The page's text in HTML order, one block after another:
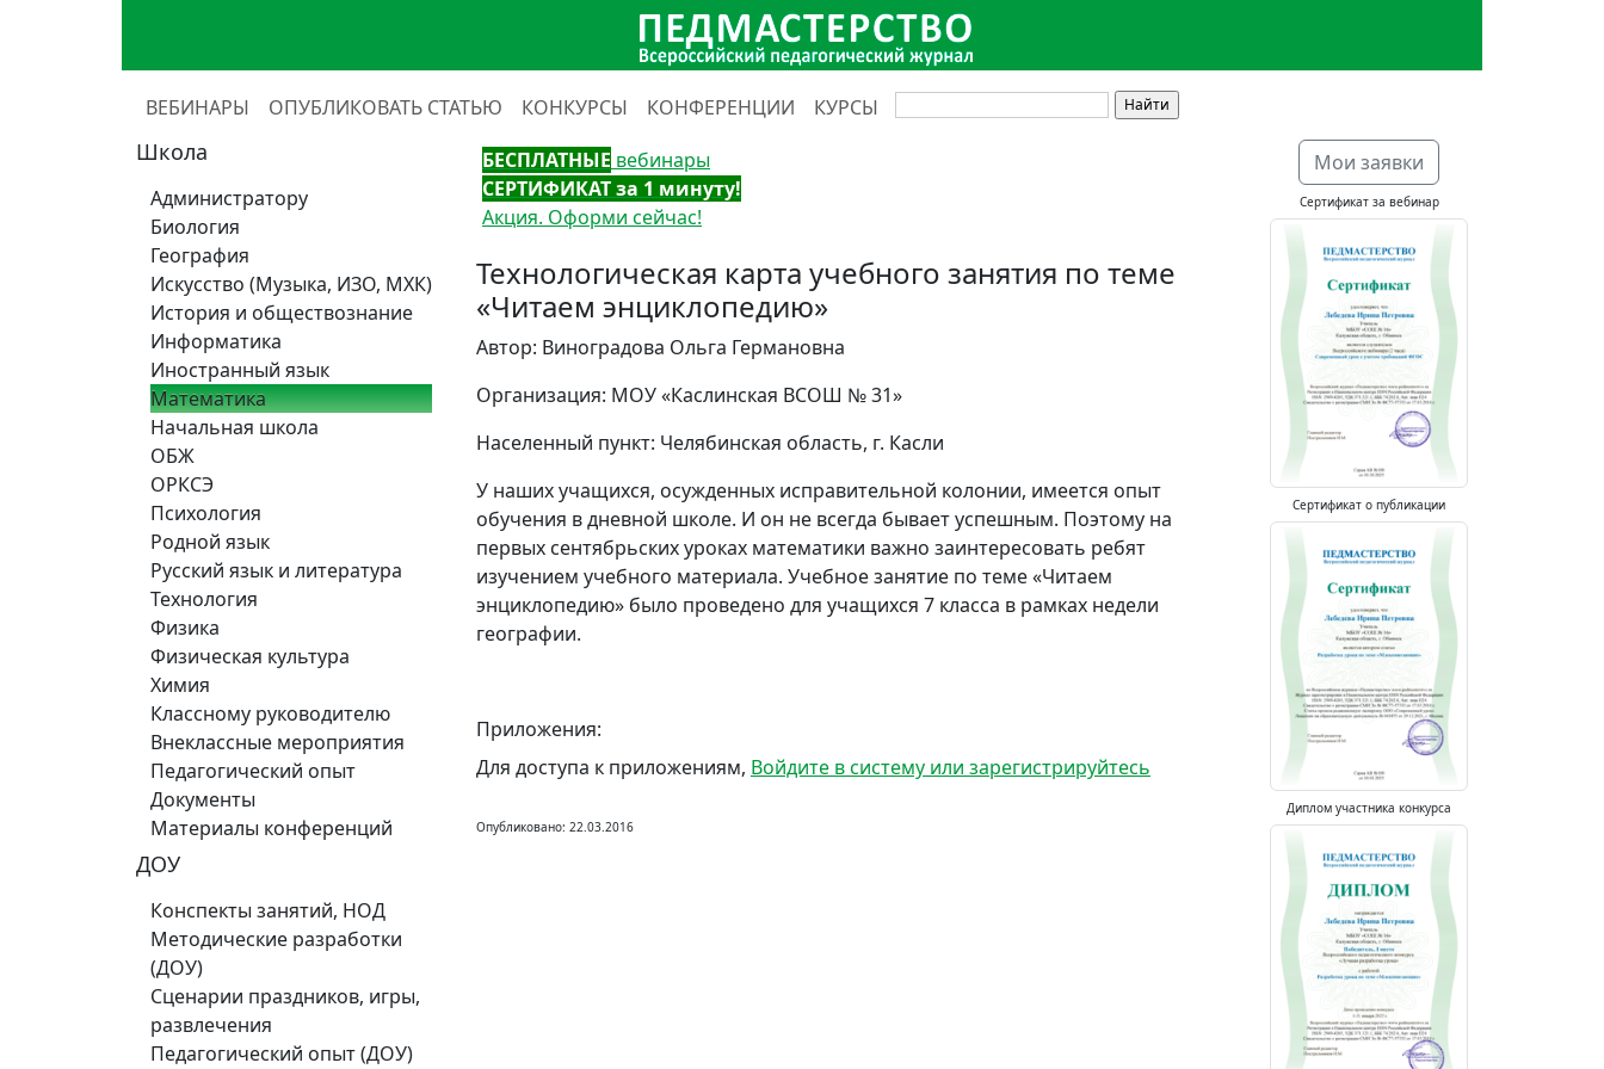
ВЕБИНАРЫ ОПУБЛИКОВАТЬ СТАТЬЮ КОНКУРСЫ КОНФЕРЕНЦИИ КУРСЫ
Школа
Администратору
Биология
География
Искусство (Музыка, ИЗО, МХК)
История и обществознание
Информатика
Иностранный язык
Математика
Начальная школа
ОБЖ
ОРКСЭ
Психология
Родной язык
Русский язык и литература
Технология
Физика
Физическая культура
Химия
Классному руководителю
Внеклассные мероприятия
Педагогический опыт
Документы
Материалы конференций
ДОУ
Конспекты занятий, НОД
Методические разработки
(ДОУ)
Сценарии праздников, игры,
развлечения
Педагогический опыт (ДОУ)
БЕСПЛАТНЫЕ вебинары
СЕРТИФИКАТ за 1 минуту!
Акция. Оформи сейчас!
Технологическая карта учебного занятия по теме
«Читаем энциклопедию»
Автор: Виноградова Ольга Германовна
Организация: МОУ «Каслинская ВСОШ № 31»
Населенный пункт: Челябинская область, г. Касли
У наших учащихся, осужденных исправительной колонии, имеется опыт
обучения в дневной школе. И он не всегда бывает успешным. Поэтому на
первых сентябрьских уроках математики важно заинтересовать ребят
изучением учебного материала. Учебное занятие по теме «Читаем
энциклопедию» было проведено для учащихся 7 класса в рамках недели
географии.
Приложения:
Для доступа к приложениям, Войдите в систему или зарегистрируйтесь
Опубликовано: 22.03.2016
Мои заявки
Сертификат за вебинар
Сертификат о публикации
Диплом участника конкурса